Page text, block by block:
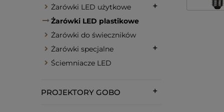
Żarówki LED użytkowe
Żarówki LED plastikowe
Żarówki do świeczników
Żarówki specjalne
Ściemniacze LED
PROJEKTORY GOBO